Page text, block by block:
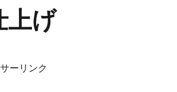
上げ
ーリンク